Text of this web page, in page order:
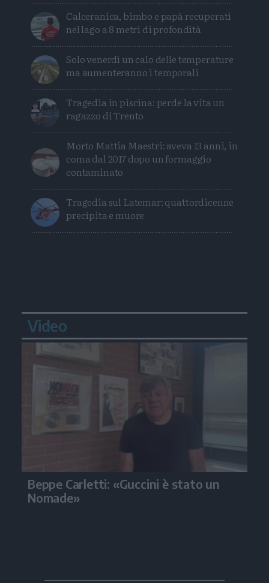
Calceranica, bimbo e papà recuperati
nel lago a 8 metri di profondità
Solo venerdì un calo delle temperature
ma aumenteranno i temporali
Tragedia in piscina: perde la vita un
ragazzo di Trento
Morto Mattia Maestri: aveva 13 anni, in
coma dal 2017 dopo un formaggio
contaminato
Tragedia sul Latemar: quattordicenne
precipita e muore
Video
Beppe Carletti: «Guccini è stato un
Nomade»